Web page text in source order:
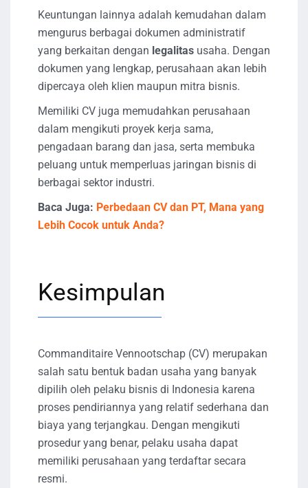
Keuntungan lainnya adalah kemudahan dalam
mengurus berbagai dokumen administratif
yang berkaitan dengan legalitas usaha. Dengan
dokumen yang lengkap, perusahaan akan lebih
dipercaya oleh klien maupun mitra bisnis.
Memiliki CV juga memudahkan perusahaan
dalam mengikuti proyek kerja sama,
pengadaan barang dan jasa, serta membuka
peluang untuk memperluas jaringan bisnis di
berbagai sektor industri.
Baca Juga: Perbedaan CV dan PT, Mana yang
Lebih Cocok untuk Anda?
Kesimpulan
Commanditaire Vennootschap (CV) merupakan
salah satu bentuk badan usaha yang banyak
dipilih oleh pelaku bisnis di Indonesia karena
proses pendiriannya yang relatif sederhana dan
biaya yang terjangkau. Dengan mengikuti
prosedur yang benar, pelaku usaha dapat
memiliki perusahaan yang terdaftar secara
resmi.